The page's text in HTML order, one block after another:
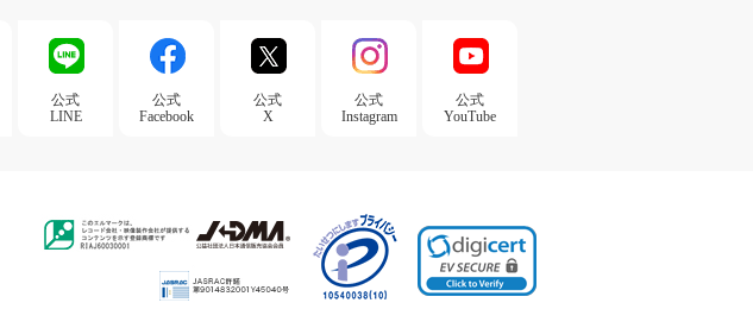
公式
LINE
公式
Facebook
公式
X
公式
Instagram
公式
YouTube